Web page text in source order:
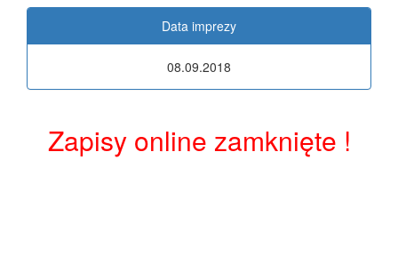
Data imprezy
08.09.2018
Zapisy online zamknięte !